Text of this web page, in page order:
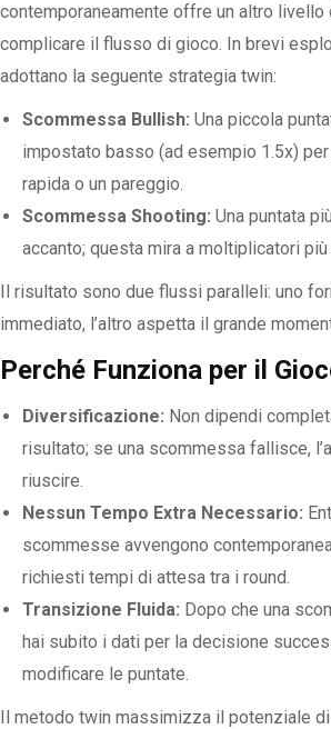
contemporaneamente offre un altro
complicare il flusso di gioco. In brevi
adottano la seguente strategia twin:
Scommessa Bullish: Una piccola
impostato basso (ad esempio 1.5x)
rapida o un pareggio.
Scommessa Shooting: Una puntata
accanto; questa mira a moltiplicatori
Il risultato sono due flussi paralleli: uno
immediato, l’altro aspetta il grande
Perché Funziona per il
Diversificazione: Non dipendi
risultato; se una scommessa fallisce,
riuscire.
Nessun Tempo Extra Necessario:
scommesse avvengono
richiesti tempi di attesa tra i round.
Transizione Fluida: Dopo che una
hai subito i dati per la decisione
modificare le puntate.
Il metodo twin massimizza il potenziale